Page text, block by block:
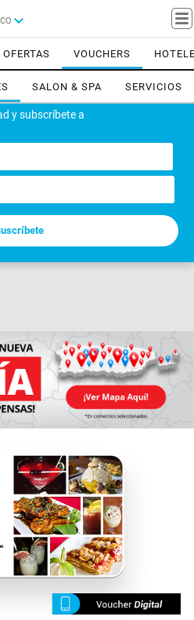
y subscríbete a
OFERTAS VOUCHERS
SALON & SPA SERVICIOS